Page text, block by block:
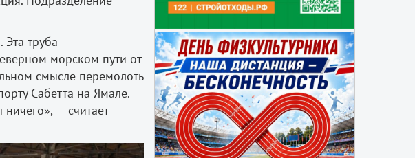
труба
морском пути от
смысле перемолоть
Сабетта на Ямале.
— считает